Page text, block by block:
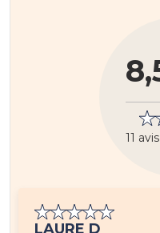
11
LAURE D